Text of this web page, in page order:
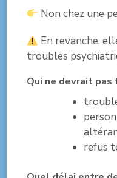
Non chez une
En revanche,
troubles
Qui ne devrait pas
refus